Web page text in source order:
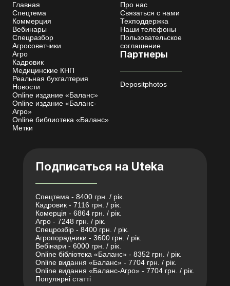
Главная
Спецтема
Коммерция
Вебинары
Спецразбор
Агросоветчики
Агро
Кадровик
Медицинские КНП
Реальная бухгалтерия
Новости
Online издание «Баланс»
Online издание «Баланс-
Агро»
Online библиотека «Баланс»
Метки
Про нас
Связаться с нами
Техподдержка
Наши телефоны
Пользовательское
соглашение
Партнеры
Depositphotos
Подписаться на Uteka
Спецтема - 8400 грн. / рік.
Кадровик - 7116 грн. / рік.
Комерція - 6864 грн. / рік.
Агро - 7248 грн. / рік.
Спецрозбір - 8400 грн. / рік.
Агропорадники - 3600 грн. / рік.
Вебінари - 6000 грн. / рік.
Online бібліотека «Баланс» - 8352 грн. / рік.
Online видання «Баланс» - 7704 грн. / рік.
Online видання «Баланс-Агро» - 7704 грн. / рік.
Популярні статті